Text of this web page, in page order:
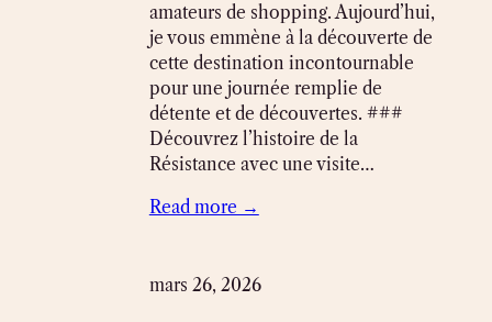
amateurs de shopping. Aujourd’hui,
je vous emmène à la découverte de
cette destination incontournable
pour une journée remplie de
détente et de découvertes. ###
Découvrez l’histoire de la
Résistance avec une visite…
Read more →
mars 26, 2026